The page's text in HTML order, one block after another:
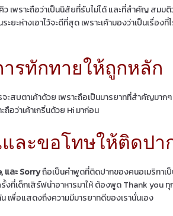
ว เพราะถือว่าเป็นนิสัยที่รับไม่ได้ และที่สำคัญ สมม
ะยะห่างเอาไว้จะดีที่สุด เพราะเค้ามองว่าเป็นเรื่อง
รทักทายให้ถูกหลัก
ะสบตาเค้าด้วย เพราะถือเป็นมารยาทที่สำคัญมาก
ถือว่าเค้าเกริ่นด้วย Hi มาก่อน
ะขอโทษให้ติดปา
และ Sorryถือเป็นคำพูดที่ติดปากของคนอเมริกาเป็
ที่เด็กเสิร์ฟนำอาหารมาให้ ต้องพูด Thank you ทุ
เพื่อแสดงถึงความมีมารยาทดีของเรานั่นเอง